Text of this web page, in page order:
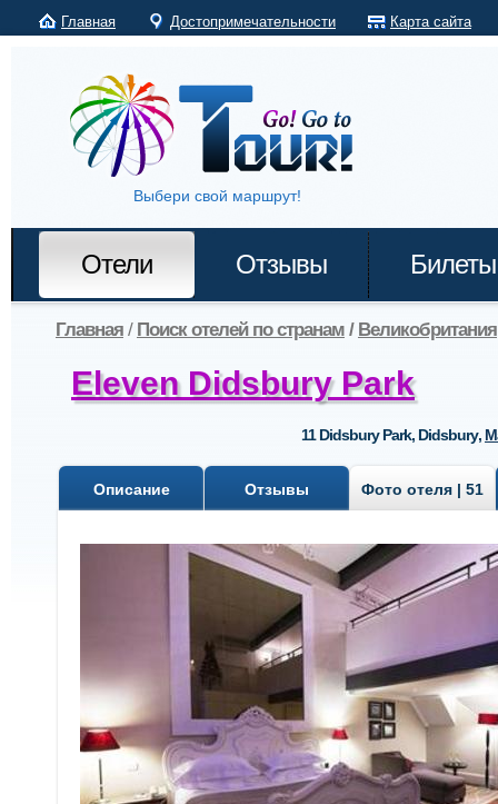
Главная Достопримечательности Карта сайта
Выбери свой маршрут!
Отели Отзывы Билеты
Главная / Поиск отелей по странам / Великобритания
Eleven Didsbury Park
11 Didsbury Park, Didsbury,
Описание Отзывы Фото отеля | 51